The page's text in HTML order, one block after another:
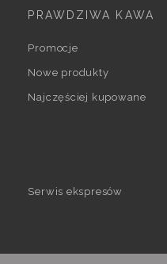
PRAWDZIWA KAWA
Promocje
Nowe produkty
Najczęściej kupowane
Serwis ekspresów